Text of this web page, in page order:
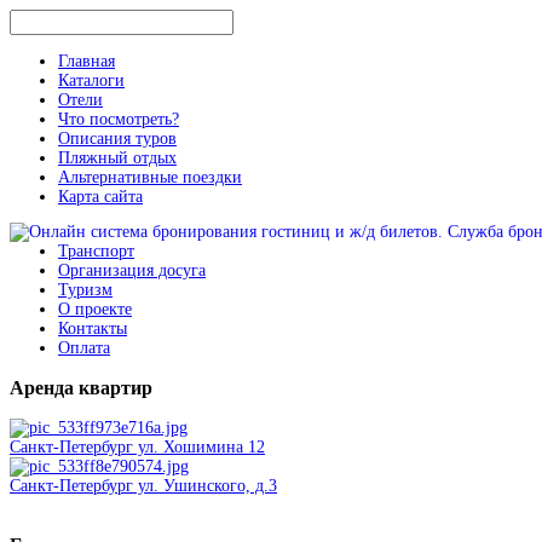
Главная
Каталоги
Отели
Что посмотреть?
Описания туров
Пляжный отдых
Альтернативные поездки
Карта сайта
Транспорт
Организация досуга
Туризм
О проекте
Контакты
Оплата
Аренда квартир
Санкт-Петербург ул. Хошимина 12
Санкт-Петербург ул. Ушинского, д.3